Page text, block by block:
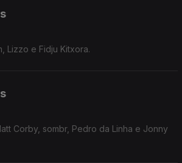
Lizzo e Fidju Kitxora.
Corby, sombr, Pedro da Linha e Jonny